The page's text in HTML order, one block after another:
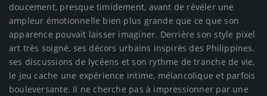
doucement, presque timidement, avant de révéler une
ampleur émotionnelle bien plus grande que ce que son
apparence pouvait laisser imaginer. Derrière son style pixel
art très soigné, ses décors urbains inspirés des Philippines,
ses discussions de lycéens et son rythme de tranche de vie,
le jeu cache une expérience intime, mélancolique et parfois
bouleversante. Il ne cherche pas à impressionner par une